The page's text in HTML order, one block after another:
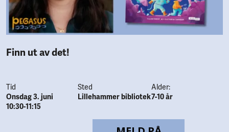
Finn ut av det!
Tid
Onsdag 3. juni
10:30-11:15
Sted
Lillehammer bibliotek
Alder:
7-10 år